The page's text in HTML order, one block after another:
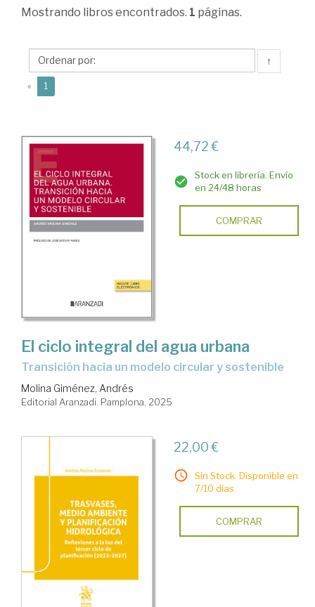
Molina
Andrés
Mostrando libros encontrados. 1 páginas.
↑
« 1
44,72 €
Stock en librería. Envío
en 24/48 horas
COMPRAR
El ciclo integral del agua urbana
Transición hacia un modelo circular y sostenible
Molina Giménez, Andrés
Editorial Aranzadi. Pamplona, 2025
22,00 €
Sin Stock. Disponible en
7/10 días.
COMPRAR